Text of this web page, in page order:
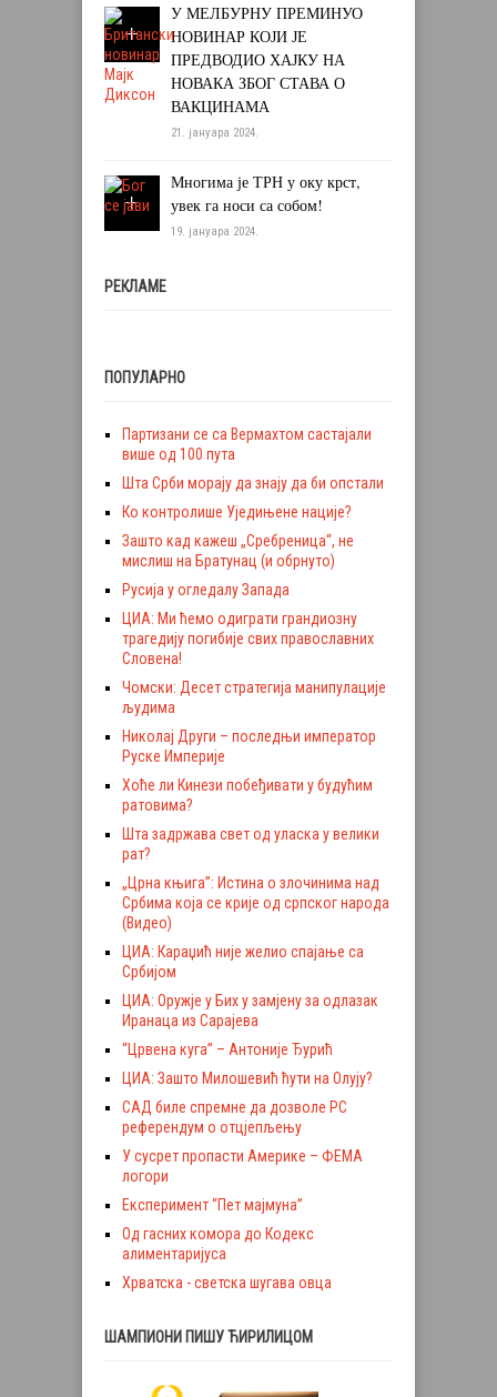
У МЕЛБУРНУ ПРЕМИНУО
НОВИНАР КОЈИ ЈЕ
ПРЕДВОДИО ХАЈКУ НА
НОВАКА ЗБОГ СТАВА О
ВАКЦИНАМА
21. јануара 2024.
Многима је ТРН у оку крст,
увек га носи са собом!
19. јануара 2024.
РЕКЛАМЕ
ПОПУЛАРНО
Партизани се са Вермахтом састајали
више од 100 пута
Шта Срби морају да знају да би опстали
Ко контролише Уједињене нације?
Зашто кад кажеш „Сребреница“, не
мислиш на Братунац (и обрнуто)
Русија у огледалу Запада
ЦИА: Ми ћемо одиграти грандиозну
трагедију погибије свих православних
Словена!
Чомски: Десет стратегија манипулације
људима
Николај Други – последњи император
Руске Империје
Хоће ли Кинези побеђивати у будућим
ратовима?
Шта задржава свет од уласка у велики
рат?
„Црна књига”: Истина о злочинима над
Србима која се крије од српског народа
(Видео)
ЦИА: Караџић није желио спајање са
Србијом
ЦИА: Оружје у Бих у замјену за одлазак
Иранаца из Сарајева
“Црвена куга” – Антоније Ђурић
ЦИА: Зашто Милошевић ћути на Олују?
САД биле спремне да дозволе РС
референдум о отцјепљењу
У сусрет пропасти Америке – ФЕМА
логори
Експеримент “Пет мајмуна”
Од гасних комора до Кодекс
алиментаријуса
Хрватска - светска шугава овца
ШАМПИОНИ ПИШУ ЋИРИЛИЦОМ